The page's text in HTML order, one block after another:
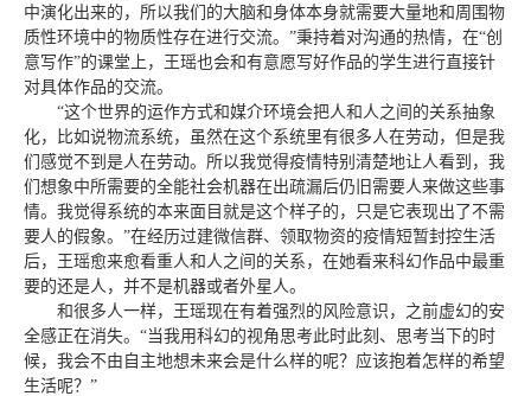
中演化出来的，所以我们的大脑和身体本身就需要大量地和周围物
质性环境中的物质性存在进行交流。”秉持着对沟通的热情，在“创
意写作”的课堂上，王瑶也会和有意愿写好作品的学生进行直接针
对具体作品的交流。
“这个世界的运作方式和媒介环境会把人和人之间的关系抽象
化，比如说物流系统，虽然在这个系统里有很多人在劳动，但是我
们感觉不到是人在劳动。所以我觉得疫情特别清楚地让人看到，我
们想象中所需要的全能社会机器在出疏漏后仍旧需要人来做这些事
情。我觉得系统的本来面目就是这个样子的，只是它表现出了不需
要人的假象。”在经历过建微信群、领取物资的疫情短暂封控生活
后，王瑶愈来愈看重人和人之间的关系，在她看来科幻作品中最重
要的还是人，并不是机器或者外星人。
和很多人一样，王瑶现在有着强烈的风险意识，之前虚幻的安
全感正在消失。“当我用科幻的视角思考此时此刻、思考当下的时
候，我会不由自主地想未来会是什么样的呢？应该抱着怎样的希望
生活呢？”